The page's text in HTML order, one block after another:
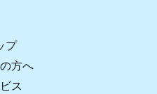
プ
方へ
ス